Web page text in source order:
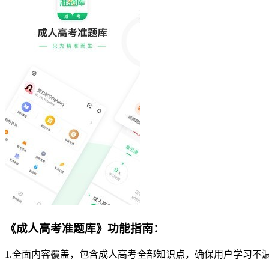
《成人高考准题库》功能指南：
1.全面内容覆盖，包含成人高考全部知识点，确保用户学习不